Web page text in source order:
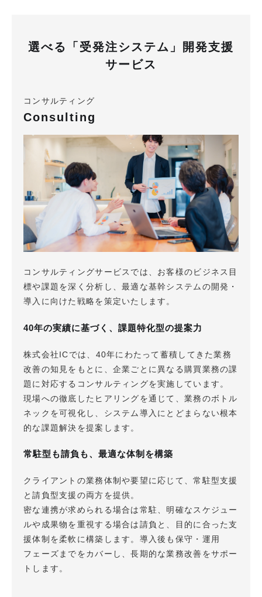
選べる「受発注システム」開発支援
サービス
コンサルティング
Consulting
コンサルティングサービスでは、お客様のビジネス目
標や課題を深く分析し、最適な基幹システムの開発・
導入に向けた戦略を策定いたします。
40年の実績に基づく、課題特化型の提案力
株式会社ICでは、40年にわたって蓄積してきた業務
改善の知見をもとに、企業ごとに異なる購買業務の課
題に対応するコンサルティングを実施しています。
現場への徹底したヒアリングを通じて、業務のボトル
ネックを可視化し、システム導入にとどまらない根本
的な課題解決を提案します。
常駐型も請負も、最適な体制を構築
クライアントの業務体制や要望に応じて、常駐型支援
と請負型支援の両方を提供。
密な連携が求められる場合は常駐、明確なスケジュー
ルや成果物を重視する場合は請負と、目的に合った支
援体制を柔軟に構築します。導入後も保守・運用
フェーズまでをカバーし、長期的な業務改善をサポー
トします。